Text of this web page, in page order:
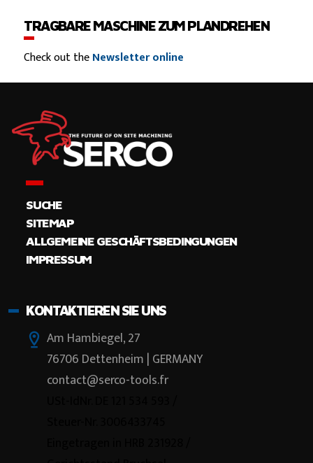
TRAGBARE MASCHINE ZUM PLANDREHEN
Check out theNewsletter online
SUCHE
SITEMAP
ALLGEMEINE GESCHÄFTSBEDINGUNGEN
IMPRESSUM
KONTAKTIEREN SIE UNS
Am Hambiegel, 27
76706 Dettenheim | GERMANY
contact@serco-tools.fr